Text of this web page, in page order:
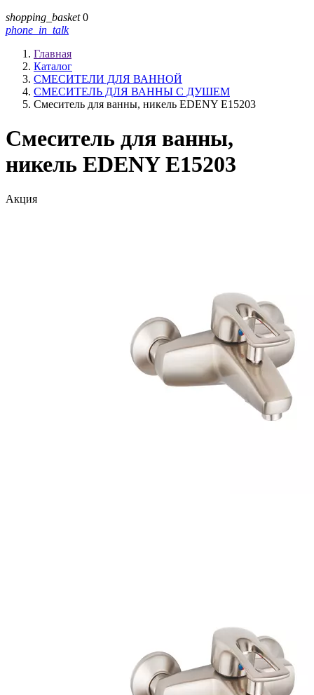
shopping_basket 0
phone_in_talk
Главная
Каталог
СМЕСИТЕЛИ ДЛЯ ВАННОЙ
СМЕСИТЕЛЬ ДЛЯ ВАННЫ С ДУШЕМ
Смеситель для ванны, никель EDENY E15203
Смеситель для ванны,
никель EDENY E15203
Акция